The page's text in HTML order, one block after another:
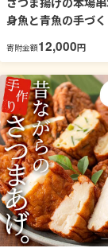
身魚と青魚の手づ
げセレクトセット(
天から旬のお野菜
上) さつまあげ さ
ま揚 薩摩揚げ 詰め
島 串木野 つけあげ
べ比べ 郷土料理 贈
屋】【00-031-05】
寄附金額12,000円